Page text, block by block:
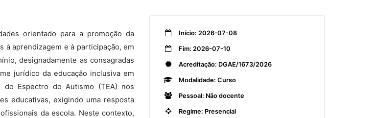
orientado para a promoção da
à aprendizagem e à participação, em
designadamente as consagradas
jurídico da educação inclusiva em
Espectro do Autismo (TEA) nos
educativas, exigindo uma resposta
da escola. Neste contexto,
Início: 2026-07-08
Fim: 2026-07-10
Acreditação: DGAE/1673/2026
Modalidade: Curso
Pessoal: Não docente
Regime: Presencial